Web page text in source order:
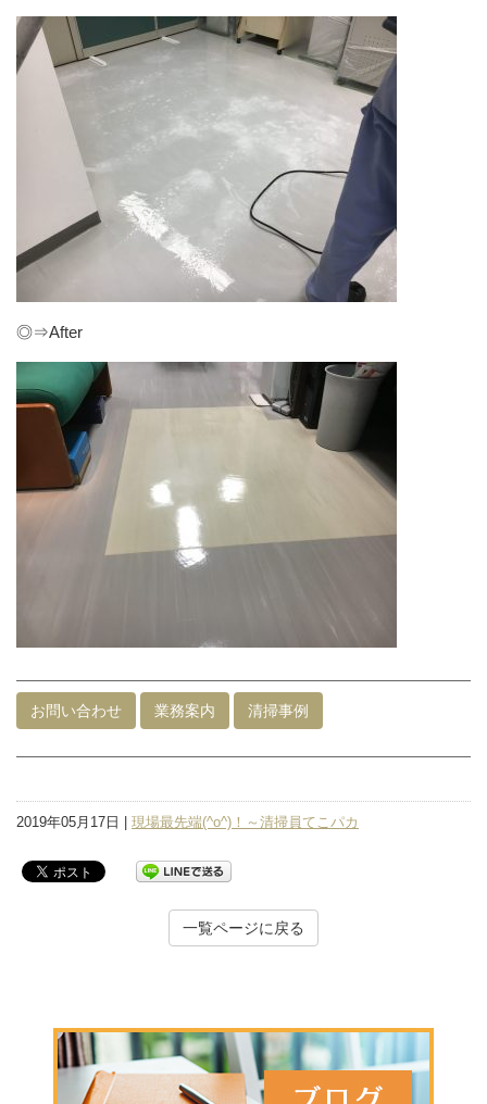
◎⇒After
お問い合わせ 業務案内 清掃事例
2019年05月17日 | 現場最先端(^o^)！～清掃員てこパカ
一覧ページに戻る